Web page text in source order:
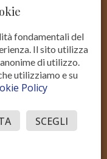
IT02206970515
fondamentali del
Il sito utilizza
di utilizzo.
utilizziamo e su
Policy
SCEGLI